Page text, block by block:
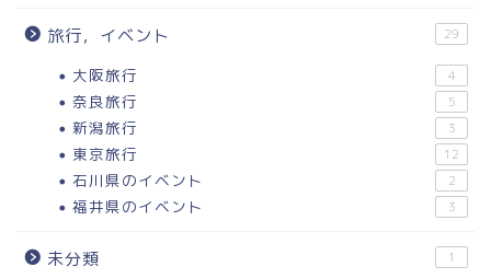
旅行，イベント 29
大阪旅行 4
奈良旅行 5
新潟旅行 3
東京旅行 12
石川県のイベント 2
福井県のイベント 3
未分類 1